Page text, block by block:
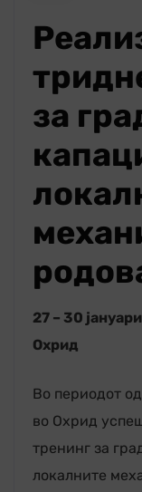
за
27 – 30
Охрид
Во периодот
во Охрид
тренинг за
локалните